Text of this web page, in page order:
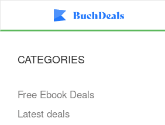
CATEGORIES
Free Ebook Deals
Latest deals